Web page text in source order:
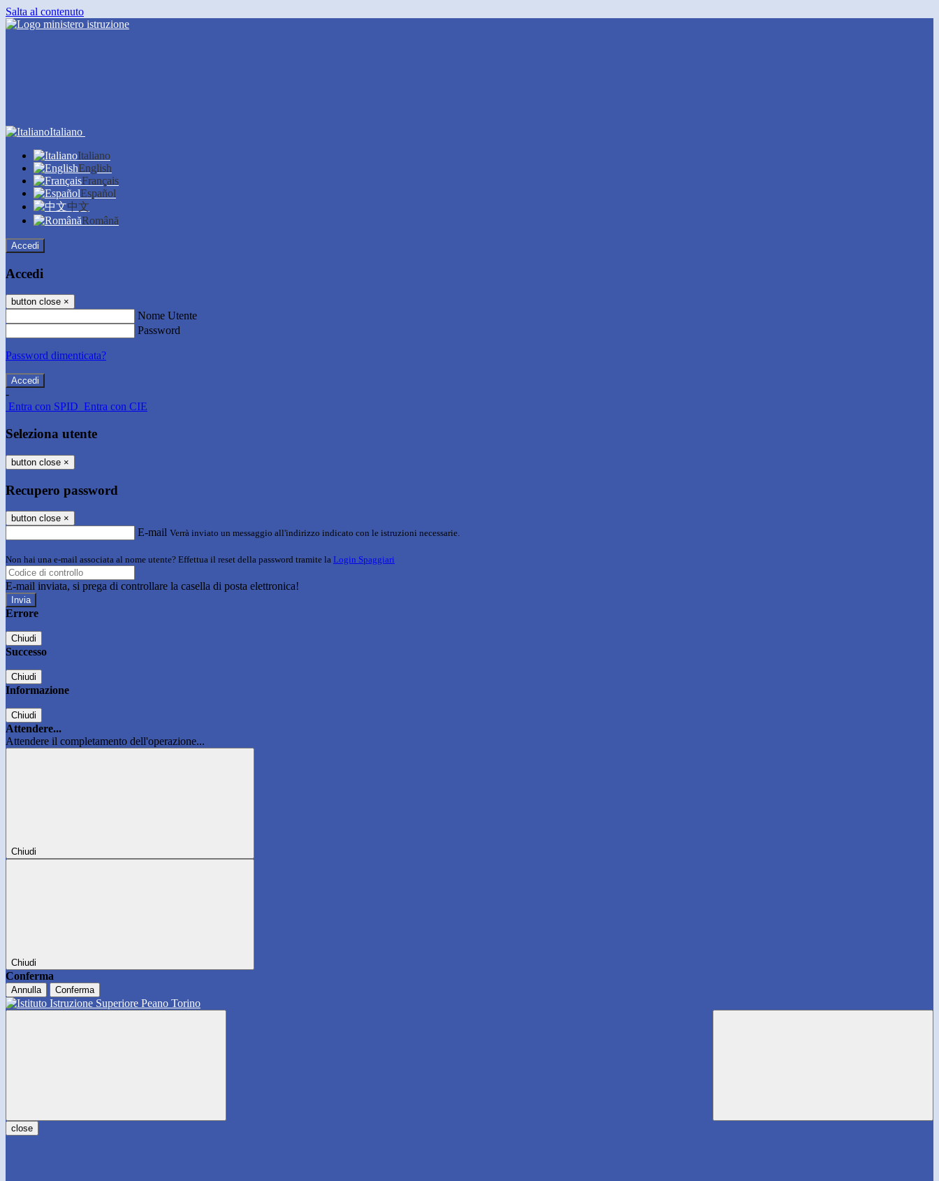
Salta al contenuto
Italiano
Italiano
English
Français
Español
中文
Română
Accedi
Accedi
button close ×
Nome Utente
Password
Password dimenticata?
-
Entra con SPID Entra con CIE
Seleziona utente
button close ×
Recupero password
button close ×
E-mail Verrà inviato un messaggio all'indirizzo indicato con le istruzioni necessarie.
Non hai una e-mail associata al nome utente? Effettua il reset della password tramite la Login Spaggiari
E-mail inviata, si prega di controllare la casella di posta elettronica!
Errore
Chiudi
Successo
Chiudi
Informazione
Chiudi
Attendere...
Attendere il completamento dell'operazione...
Chiudi
Chiudi
Conferma
Annulla Conferma
close